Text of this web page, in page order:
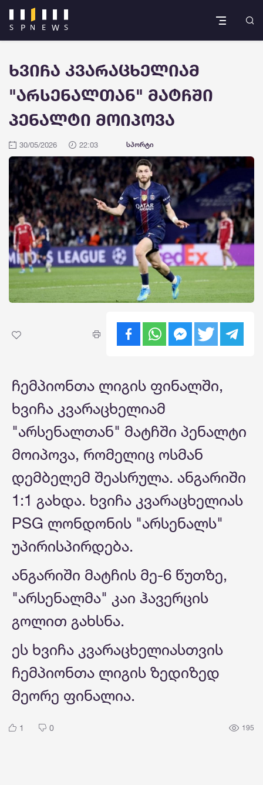
ხვიჩა კვარაცხელიამ
"არსენალთან" მატჩში
პენალტი მოიპოვა
30/05/2026 22:03 სპორტი
ჩემპიონთა ლიგის ფინალში,
ხვიჩა კვარაცხელიამ
"არსენალთან" მატჩში პენალტი
მოიპოვა, რომელიც ოსმან
დემბელემ შეასრულა. ანგარიში
1:1 გახდა. ხვიჩა კვარაცხელიას
PSG ლონდონის "არსენალს"
უპირისპირდება.
ანგარიში მატჩის მე-6 წუთზე,
"არსენალმა" კაი ჰავერცის
გოლით გახსნა.
ეს ხვიჩა კვარაცხელიასთვის
ჩემპიონთა ლიგის ზედიზედ
მეორე ფინალია.
1 0 195